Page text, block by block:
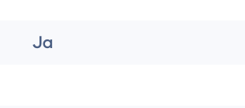
Ja